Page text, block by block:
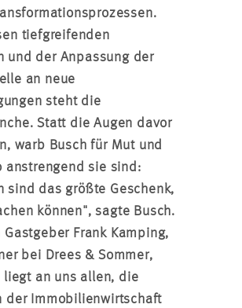
tiefgreifenden
und der Anpassung der
an neue
steht die
Statt die Augen davor
warb Busch für Mut und
anstrengend sie sind:
sind das größte Geschenk,
können", sagte Busch.
Gastgeber Frank Kamping,
bei Drees & Sommer,
liegt an uns allen, die
der Immobilienwirtschaft